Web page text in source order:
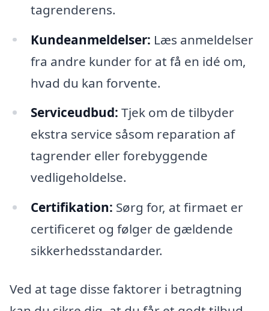
tagrenderens.
Kundeanmeldelser: Læs anmeldelser
fra andre kunder for at få en idé om,
hvad du kan forvente.
Serviceudbud: Tjek om de tilbyder
ekstra service såsom reparation af
tagrender eller forebyggende
vedligeholdelse.
Certifikation: Sørg for, at firmaet er
certificeret og følger de gældende
sikkerhedsstandarder.
Ved at tage disse faktorer i betragtning